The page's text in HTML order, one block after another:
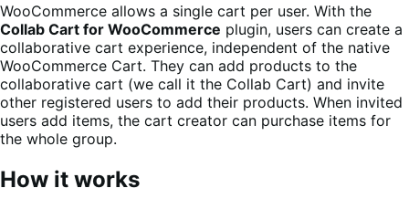
WooCommerce allows a single cart per user. With the
Collab Cart for WooCommerce plugin, users can create a
collaborative cart experience, independent of the native
WooCommerce Cart. They can add products to the
collaborative cart (we call it the Collab Cart) and invite
other registered users to add their products. When invited
users add items, the cart creator can purchase items for
the whole group.
How it works